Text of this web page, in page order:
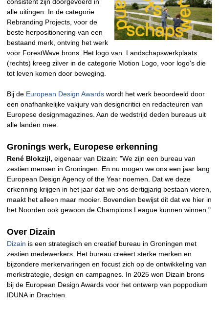
alle uitingen. In de categorie
Rebranding Projects, voor de
beste herpositionering van een
bestaand merk, ontving het werk
voor ForestWave brons. Het logo van Landschapswerkplaats
(rechts) kreeg zilver in de categorie Motion Logo, voor logo's die
tot leven komen door beweging.
Bij de European Design Awards wordt het werk beoordeeld door
een onafhankelijke vakjury van designcritici en redacteuren van
Europese designmagazines. Aan de wedstrijd deden bureaus uit
alle landen mee.
Gronings werk, Europese erkenning
René Blokzijl, eigenaar van Dizain: "We zijn een bureau van
zestien mensen in Groningen. En nu mogen we ons een jaar lang
European Design Agency of the Year noemen. Dat we deze
erkenning krijgen in het jaar dat we ons dertigjarig bestaan vieren,
maakt het alleen maar mooier. Bovendien bewijst dit dat we hier in
het Noorden ook gewoon de Champions League kunnen winnen."
Over Dizain
Dizain is een strategisch en creatief bureau in Groningen met
zestien medewerkers. Het bureau creëert sterke merken en
bijzondere merkervaringen en focust zich op de ontwikkeling van
merkstrategie, design en campagnes. In 2025 won Dizain brons
bij de European Design Awards voor het ontwerp van poppodium
IDUNA in Drachten.